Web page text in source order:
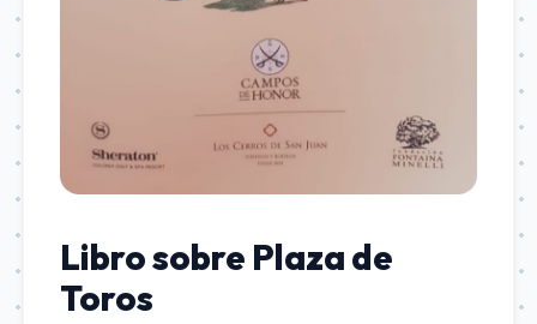
Libro sobre Plaza de
Toros